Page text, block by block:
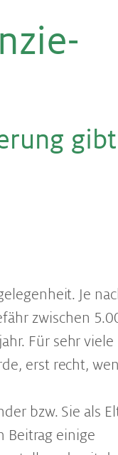
gibt
Je
zwischen
Für sehr viele
erst recht,
bzw. Sie als
Beitrag einige